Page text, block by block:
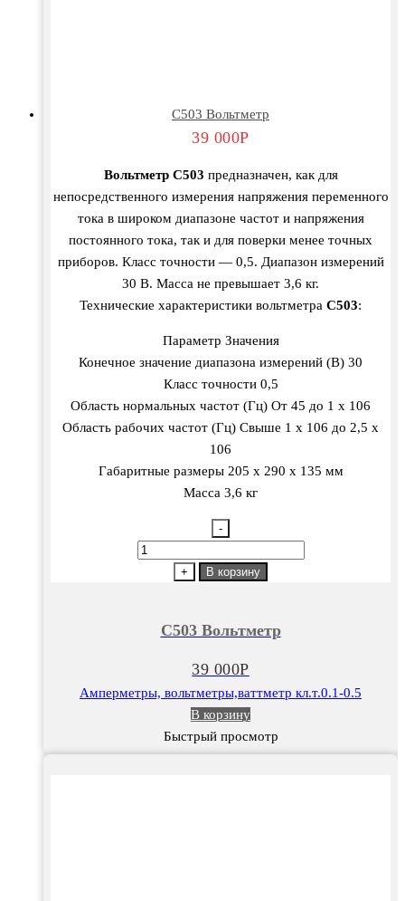
С503 Вольтметр
39 000Р
Вольтметр С503 предназначен, как для
непосредственного измерения напряжения переменного
тока в широком диапазоне частот и напряжения
постоянного тока, так и для поверки менее точных
приборов. Класс точности — 0,5. Диапазон измерений
30 В. Масса не превышает 3,6 кг.
Технические характеристики вольтметра С503:
Параметр Значения
Конечное значение диапазона измерений (В) 30
Класс точности 0,5
Область нормальных частот (Гц) От 45 до 1 х 106
Область рабочих частот (Гц) Свыше 1 х 106 до 2,5 х
106
Габаритные размеры 205 х 290 х 135 мм
Масса 3,6 кг
-
Количество
+ В корзину
С503 Вольтметр
39 000Р
Амперметры, вольтметры,ваттметр кл.т.0.1-0.5
В корзину
Быстрый просмотр